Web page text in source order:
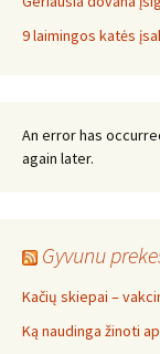
9 laimingos katės
An error has
again later.
Gyvunu
Kačių skiepai –
Ką naudinga žinoti